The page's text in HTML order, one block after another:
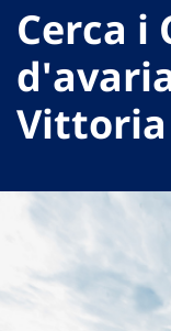
Cerca i
Vittoria